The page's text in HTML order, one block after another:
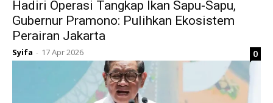
Hadiri Operasi Tangkap Ikan Sapu-Sapu,
Gubernur Pramono: Pulihkan Ekosistem
Perairan Jakarta
Syifa - 17 Apr 2026 0